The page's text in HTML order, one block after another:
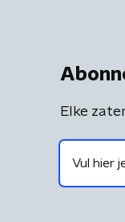
Elke